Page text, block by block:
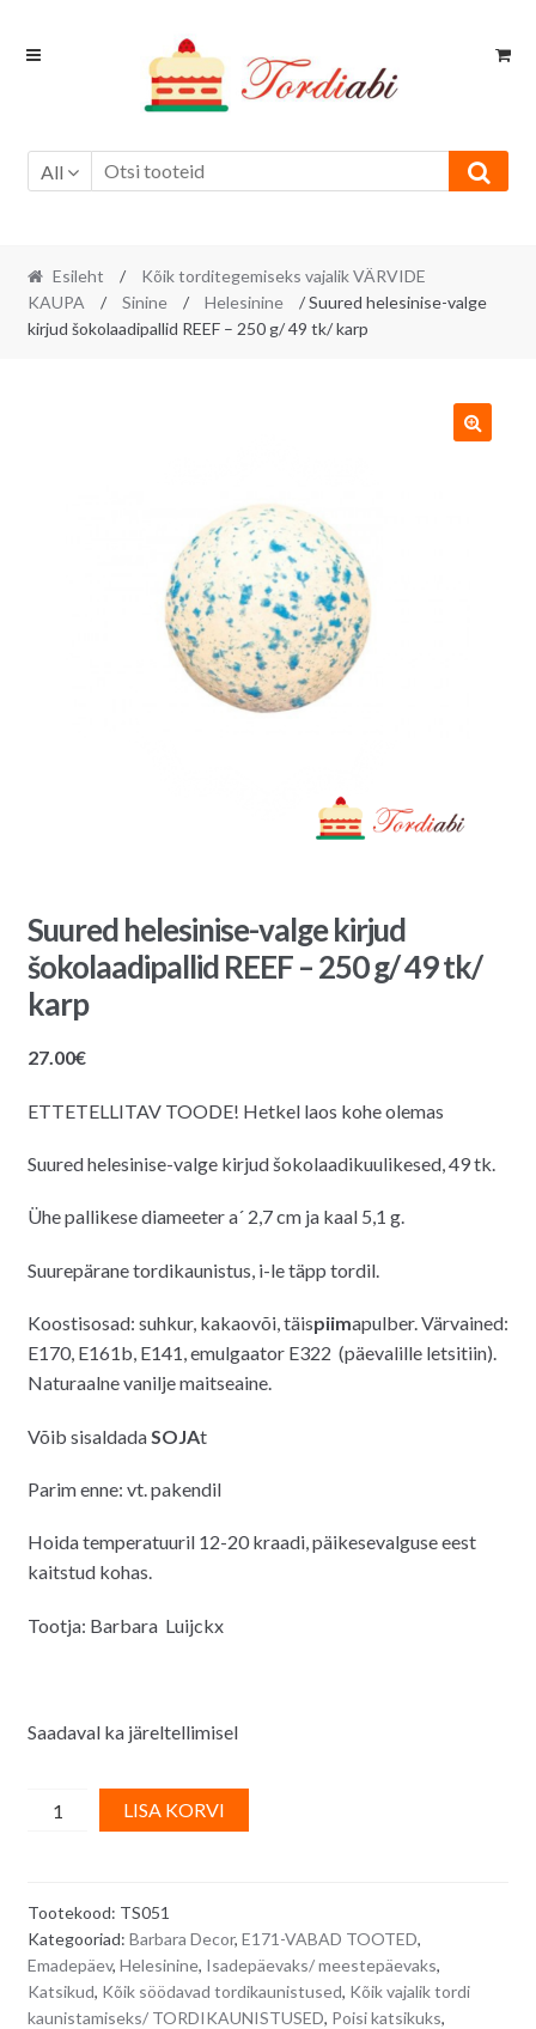
Skip
Skip
All
Esileht /
Kõik torditegemiseks vajalik VÄRVIDE
KAUPA
/ Sinine / Helesinine
/ Suured helesinise-valge
kirjud šokolaadipallid REEF – 250 g/ 49 tk/ karp
Suured helesinise-valge kirjud
šokolaadipallid REEF – 250 g/ 49 tk/
karp
27.00€
ETTETELLITAV TOODE! Hetkel laos kohe olemas
Suured helesinise-valge kirjud šokolaadikuulikesed, 49 tk.
Ühe pallikese diameeter a´ 2,7 cm ja kaal 5,1 g.
Suurepärane tordikaunistus, i-le täpp tordil.
Koostisosad: suhkur, kakaovõi, täispiimapulber. Värvained:
E170, E161b, E141, emulgaator E322 (päevalille letsitiin).
Naturaalne vanilje maitseaine.
Võib sisaldada SOJAt
Parim enne: vt. pakendil
Hoida temperatuuril 12-20 kraadi, päikesevalguse eest
kaitstud kohas.
Tootja: Barbara Luijckx
Saadaval ka järeltellimisel
Suured
helesinise-
šokolaadipallid
REEF
-
250
LISA KORVI
n
a
t
Tootekood: TS051
Kategooriad: Barbara Decor, E171-VABAD TOOTED,
Emadepäev, Helesinine, Isadepäevaks/ meestepäevaks,
Katsikud, Kõik söödavad tordikaunistused, Kõik vajalik tordi
kaunistamiseks/ TORDIKAUNISTUSED, Poisi katsikuks,